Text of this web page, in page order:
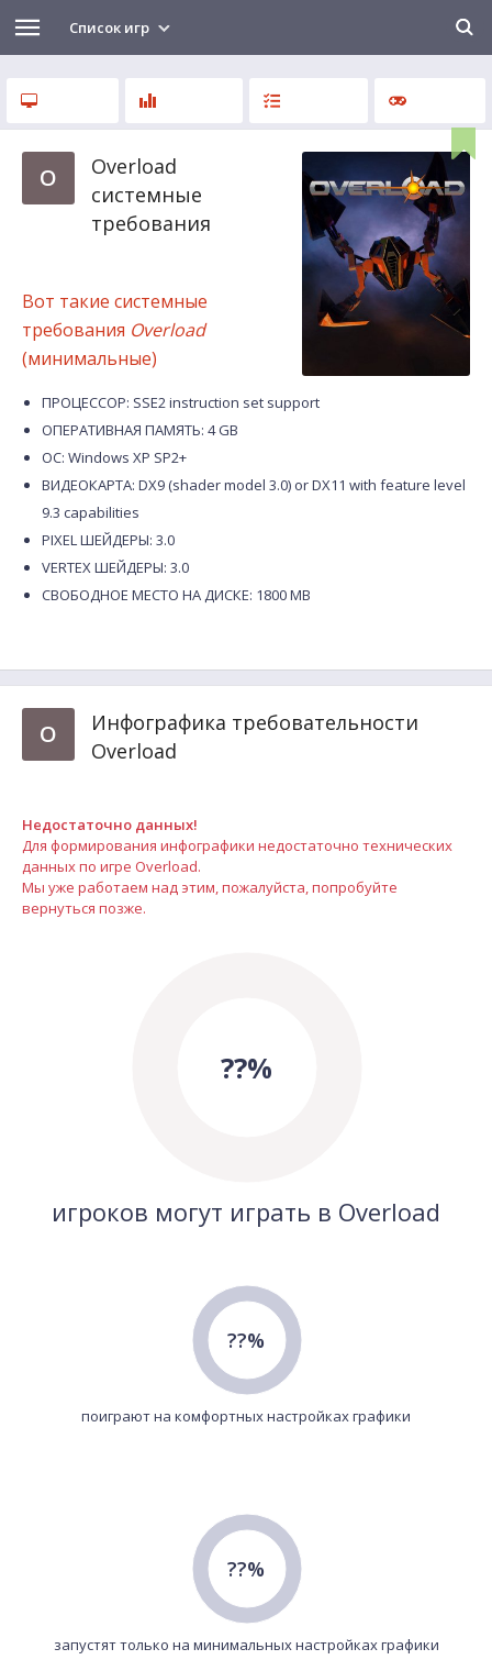
Список игр
O
Overload
системные
требования
Вот такие системные
требования Overload
(минимальные)
ПРОЦЕССОР: SSE2 instruction set support
ОПЕРАТИВНАЯ ПАМЯТЬ: 4 GB
ОС: Windows XP SP2+
ВИДЕОКАРТА: DX9 (shader model 3.0) or DX11 with feature level
9.3 capabilities
PIXEL ШЕЙДЕРЫ: 3.0
VERTEX ШЕЙДЕРЫ: 3.0
СВОБОДНОЕ МЕСТО НА ДИСКЕ: 1800 MB
O
Инфографика требовательности
Overload
Недостаточно данных!
Для формирования инфографики недостаточно технических
данных по игре Overload.
Мы уже работаем над этим, пожалуйста, попробуйте
вернуться позже.
??%
игроков могут играть в Overload
??%
поиграют на комфортных настройках графики
??%
запустят только на минимальных настройках графики